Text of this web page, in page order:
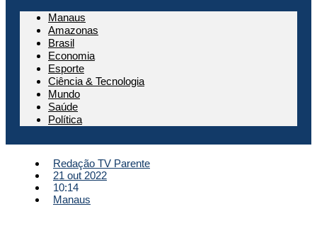
Manaus
Amazonas
Brasil
Economia
Esporte
Ciência & Tecnologia
Mundo
Saúde
Política
Redação TV Parente
21 out 2022
10:14
Manaus